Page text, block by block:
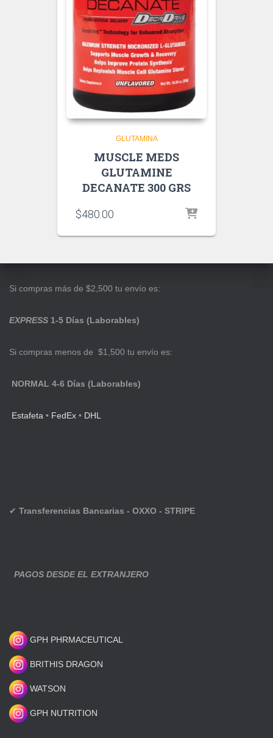
GLUTAMINA
MUSCLE MEDS
GLUTAMINE
DECANATE 300 GRS
$480.00
Si compras más de $2,500 tu envío es:
EXPRESS 1-5 Días (Laborables)
Si compras menos de $1,500 tu envío es:
NORMAL 4-6 Días (Laborables)
Estafeta • FedEx • DHL
✔ Transferencias Bancarias - OXXO - STRIPE
PAGOS DESDE EL EXTRANJERO
GPH PHRMACEUTICAL
BRITHIS DRAGON
WATSON
GPH NUTRITION